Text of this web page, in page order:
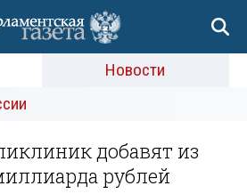
Новости
добавят из
рублей